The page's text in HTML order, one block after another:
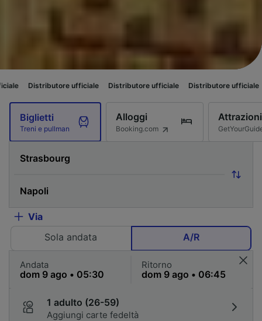
ufficiale Distributore ufficiale Distributore ufficiale Distributore
Biglietti
Treni e pullman
Alloggi
Booking.com
Attrazioni
Via
Sola andata
A/R
Andata Ritorno
1 adulto (26-59)
Aggiungi carte fedeltà